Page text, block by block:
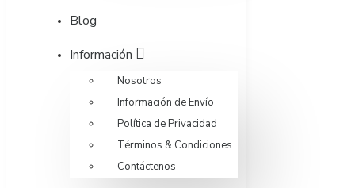
Blog
Información
Nosotros
Información de Envío
Política de Privacidad
Términos & Condiciones
Contáctenos